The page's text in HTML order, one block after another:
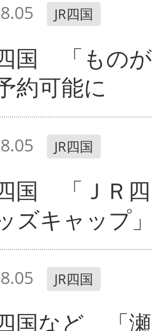
JR四国
国 「もの
約可能に
JR四国
国 「ＪＲ
ズキャップ
JR四国
国など 「